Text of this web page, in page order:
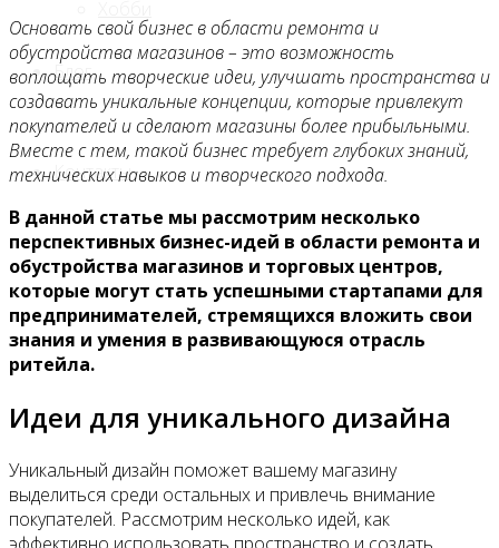
Блог
Контакты
Основать свой бизнес в области ремонта и
обустройства магазинов – это возможность
воплощать творческие идеи, улучшать пространства и
создавать уникальные концепции, которые привлекут
покупателей и сделают магазины более прибыльными.
Вместе с тем, такой бизнес требует глубоких знаний,
технических навыков и творческого подхода.
В данной статье мы рассмотрим несколько
перспективных бизнес-идей в области ремонта и
обустройства магазинов и торговых центров,
которые могут стать успешными стартапами для
предпринимателей, стремящихся вложить свои
знания и умения в развивающуюся отрасль
ритейла.
Идеи для уникального дизайна
Уникальный дизайн поможет вашему магазину
выделиться среди остальных и привлечь внимание
покупателей. Рассмотрим несколько идей, как